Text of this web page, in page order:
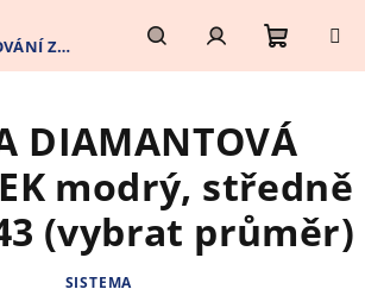
Z
HledatPřihlášení
košík
DIAMANTOVÁ
modrý, středně
(vybrat průměr)
SISTEMA